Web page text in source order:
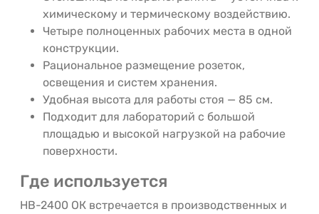
химическому и термическому воздействию.
Четыре полноценных рабочих места в одной
конструкции.
Рациональное размещение розеток,
освещения и систем хранения.
Удобная высота для работы стоя — 85 см.
Подходит для лабораторий с большой
площадью и высокой нагрузкой на рабочие
поверхности.
Где используется
НВ-2400 ОК встречается в производственных и